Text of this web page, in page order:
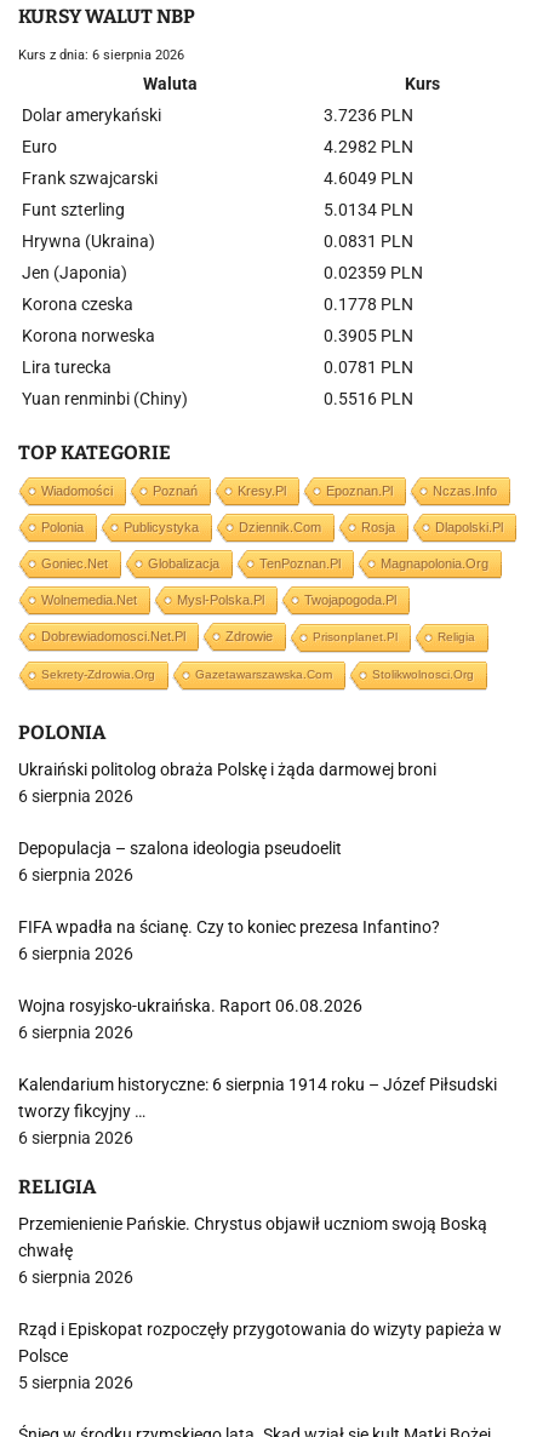
KURSY WALUT NBP
Kurs z dnia: 6 sierpnia 2026
Waluta
Kurs
Dolar amerykański
3.7236 PLN
Euro
4.2982 PLN
Frank szwajcarski
4.6049 PLN
Funt szterling
5.0134 PLN
Hrywna (Ukraina)
0.0831 PLN
Jen (Japonia)
0.02359 PLN
Korona czeska
0.1778 PLN
Korona norweska
0.3905 PLN
Lira turecka
0.0781 PLN
Yuan renminbi (Chiny)
0.5516 PLN
TOP KATEGORIE
Wiadomości Poznań Kresy.pl Epoznan.pl Nczas.info
Polonia Publicystyka Dziennik.com Rosja Dlapolski.pl
Goniec.net Globalizacja TenPoznan.pl Magnapolonia.org
Wolnemedia.net Mysl-Polska.pl Twojapogoda.pl
Dobrewiadomosci.net.pl Zdrowie Prisonplanet.pl Religia
Sekrety-Zdrowia.org Gazetawarszawska.com Stolikwolnosci.org
POLONIA
Ukraiński politolog obraża Polskę i żąda darmowej broni
6 sierpnia 2026
Depopulacja – szalona ideologia pseudoelit
6 sierpnia 2026
FIFA wpadła na ścianę. Czy to koniec prezesa Infantino?
6 sierpnia 2026
Wojna rosyjsko-ukraińska. Raport 06.08.2026
6 sierpnia 2026
Kalendarium historyczne: 6 sierpnia 1914 roku – Józef Piłsudski
tworzy fikcyjny …
6 sierpnia 2026
RELIGIA
Przemienienie Pańskie. Chrystus objawił uczniom swoją Boską
chwałę
6 sierpnia 2026
Rząd i Episkopat rozpoczęły przygotowania do wizyty papieża w
Polsce
5 sierpnia 2026